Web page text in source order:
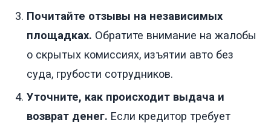
Почитайте отзывы на независимых
площадках. Обратите внимание на жалобы
о скрытых комиссиях, изъятии авто без
суда, грубости сотрудников.
Уточните, как происходит выдача и
возврат денег. Если кредитор требует